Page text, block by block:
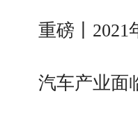
重磅丨
汽车产业面